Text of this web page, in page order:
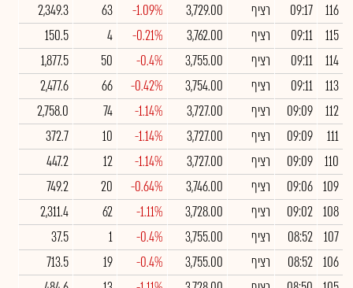
116
09:17 רציף 3,729.00
-1.09%
63
2,349.3
115
09:11 רציף 3,762.00
-0.21%
4
150.5
114
09:11 רציף 3,755.00
-0.4%
50
1,877.5
113
09:11 רציף 3,754.00
-0.42%
66
2,477.6
112
09:09 רציף 3,727.00
-1.14%
74
2,758.0
111
09:09 רציף 3,727.00
-1.14%
10
372.7
110
09:09 רציף 3,727.00
-1.14%
12
447.2
109
09:06 רציף 3,746.00
-0.64%
20
749.2
108
09:02 רציף 3,728.00
-1.11%
62
2,311.4
107
08:52 רציף 3,755.00
-0.4%
1
37.5
106
08:52 רציף 3,755.00
-0.4%
19
713.5